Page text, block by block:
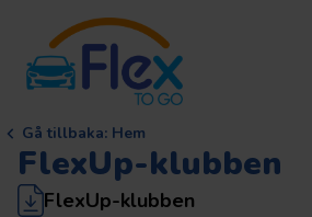
Gå tillbaka: Hem
FlexUp-klubben
FlexUp-klubben